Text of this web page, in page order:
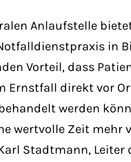
natoque
montes,
Donec quam felis,
Anlaufstelle
in
Vorteil, dass
Ernstfall direkt vor
werden
wertvolle Zeit mehr
Stadtmann, Leiter